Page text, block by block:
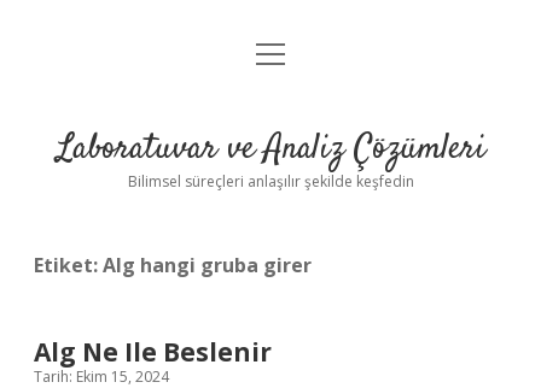
Anasayfa
Yasal Uyarı
menüyü
Laboratuvar ve Analiz Çözümleri
Bilimsel süreçleri anlaşılır şekilde keşfedin
Etiket:Alg hangi gruba girer
Alg Ne Ile Beslenir
Tarih: Ekim 15, 2024